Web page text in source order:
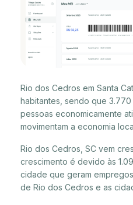
Rio dos Cedros em Santa
habitantes, sendo que
pessoas economicamente
movimentam a economia
Rio dos Cedros, SC vem
crescimento é devido às
cidade que geram
de Rio dos Cedros e as